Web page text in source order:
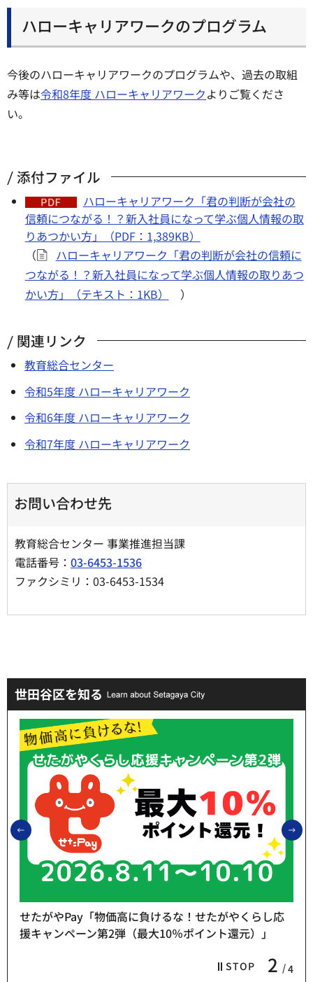
ハローキャリアワークのプログラム
今後のハローキャリアワークのプログラムや、過去の取組
み等は令和8年度 ハローキャリアワークよりご覧くださ
い。
添付ファイル
ハローキャリアワーク「君の判断が会社の
信頼につながる！？新入社員になって学ぶ個人情報の取
りあつかい方」（PDF：1,389KB）
（
ハローキャリアワーク「君の判断が会社の信頼に
つながる！？新入社員になって学ぶ個人情報の取りあつ
かい方」（テキスト：1KB）
）
関連リンク
教育総合センター
令和5年度 ハローキャリアワーク
令和6年度 ハローキャリアワーク
令和7年度 ハローキャリアワーク
お問い合わせ先
教育総合センター 事業推進担当課
電話番号： 03-6453-1536
ファクシミリ：03-6453-1534
世田谷区を知る
前のスライドを表示
STOP 2 4
せたがやPay「物価高に負けるな！せたがやくらし応
援キャンペーン第2弾（最大10％ポイント還元）」